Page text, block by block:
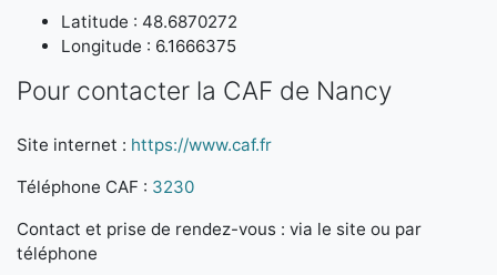
Latitude : 48.6870272
Longitude : 6.1666375
Pour contacter la CAF de Nancy
Site internet : https://www.caf.fr
Téléphone CAF : 3230
Contact et prise de rendez-vous : via le site ou par
téléphone